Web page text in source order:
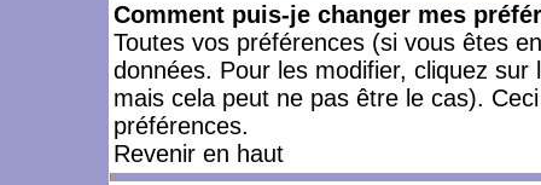
Comment puis-je changer mes
Toutes vos préférences (si vous êtes
données. Pour les modifier, cliquez sur
mais cela peut ne pas être le cas).
préférences.
Revenir en haut